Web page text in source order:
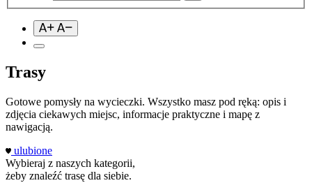
Trasy
Gotowe pomysły na wycieczki. Wszystko masz pod ręką: opis i
zdjęcia ciekawych miejsc, informacje praktyczne i mapę z
nawigacją.
ulubione
Wybieraj z naszych kategorii,
żeby znaleźć trasę dla siebie.